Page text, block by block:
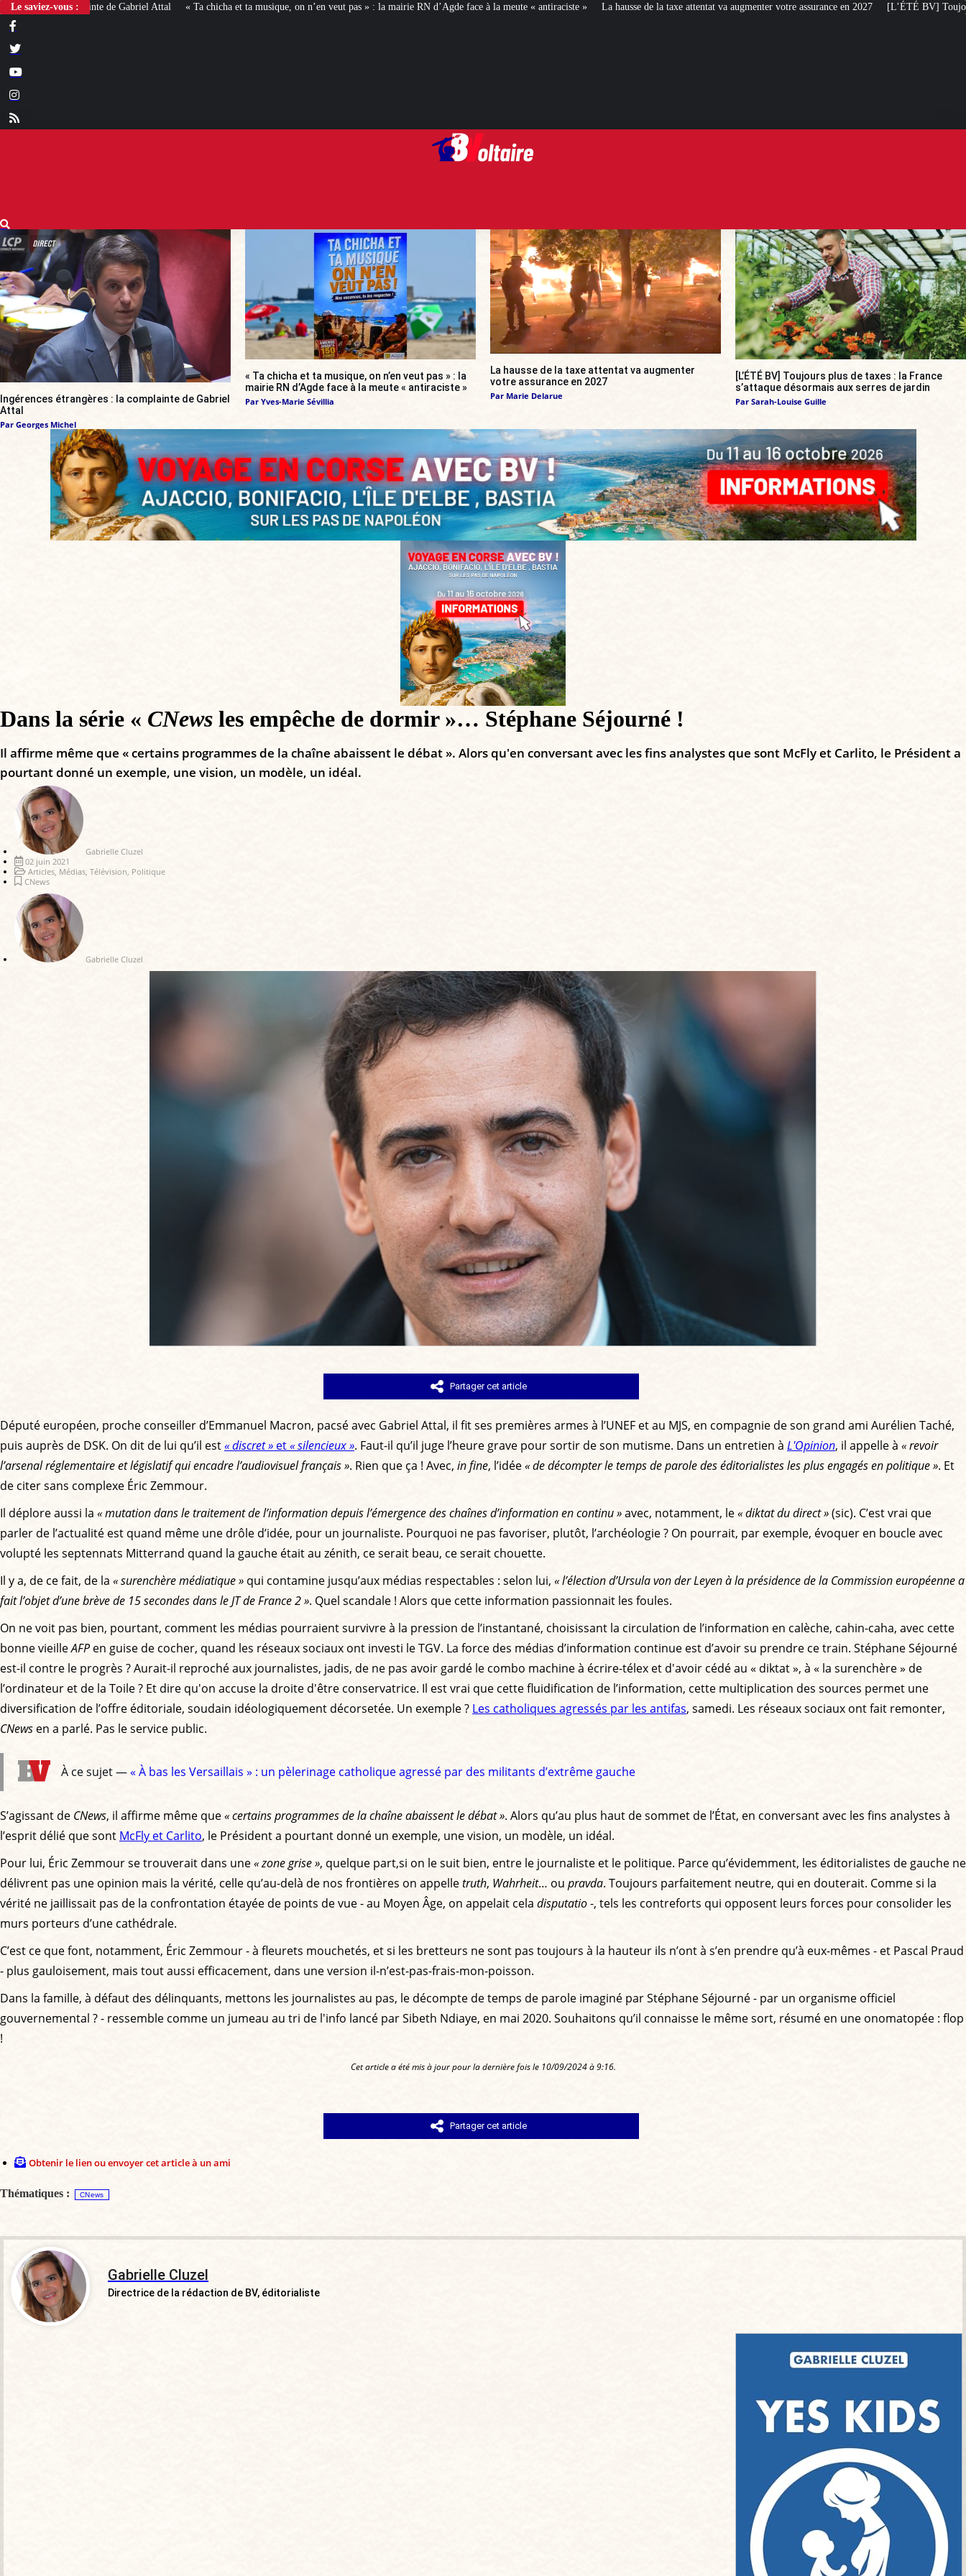
Le saviez-vous :« Ta chicha et ta musique, on n’en veut pas » : la mairie RN d’Agde face à la meute « antiraciste » La hausse de la taxe attentat va augmenter votre assurance en 2027 [L’ÉTÉ BV] Toujours plus de taxes : la France
Ingérences étrangères : la complainte de Gabriel
Attal
Par Georges Michel
« Ta chicha et ta musique, on n’en veut pas » : la
mairie RN d’Agde face à la meute « antiraciste »
Par Yves-Marie Sévillia
La hausse de la taxe attentat va augmenter
votre assurance en 2027
Par Marie Delarue
[L’ÉTÉ BV] Toujours plus de taxes : la France
s’attaque désormais aux serres de jardin
Par Sarah-Louise Guille
Dans la série « CNews les empêche de dormir »… Stéphane Séjourné !
Il affirme même que « certains programmes de la chaîne abaissent le débat ». Alors qu'en conversant avec les fins analystes que sont McFly et Carlito, le Président a
pourtant donné un exemple, une vision, un modèle, un idéal.
Gabrielle Cluzel
02 juin 2021
Articles Médias Télévision Politique
CNews
Gabrielle Cluzel
Partager cet article
Député européen, proche conseiller d’Emmanuel Macron, pacsé avec Gabriel Attal, il fit ses premières armes à l’UNEF et au MJS, en compagnie de son grand ami Aurélien Taché,
puis auprès de DSK. On dit de lui qu’il est« discret » et« silencieux ». Faut-il qu’il juge l’heure grave pour sortir de son mutisme. Dans un entretien à L'Opinion, il appelle à « revoir
l’arsenal réglementaire et législatif qui encadre l’audiovisuel français ». Rien que ça ! Avec, in fine, l’idée« de décompter le temps de parole des éditorialistes les plus engagés en politique ». Et
de citer sans complexe Éric Zemmour.
Il déplore aussi la « mutation dans le traitement de l’information depuis l’émergence des chaînes d’information en continu »avec, notamment, le« diktat du direct »(sic). C’est vrai que
parler de l’actualité est quand même une drôle d’idée, pour un journaliste. Pourquoi ne pas favoriser, plutôt, l’archéologie ? On pourrait, par exemple, évoquer en boucle avec
volupté les septennats Mitterrand quand la gauche était au zénith, ce serait beau, ce serait chouette.
Il y a, de ce fait, de la « surenchère médiatique » qui contamine jusqu’aux médias respectables : selon lui, « l’élection d’Ursula von der Leyen à la présidence de la Commission européenne a
fait l’objet d’une brève de 15 secondes dans le JT de France 2 ». Quel scandale ! Alors que cette information passionnait les foules.
On ne voit pas bien, pourtant, comment les médias pourraient survivre à la pression de l’instantané, choisissant la circulation de l’information en calèche, cahin-caha, avec cette
bonne vieilleAFP en guise de cocher, quand les réseaux sociaux ont investi le TGV. La force des médias d’information continue est d’avoir su prendre ce train. Stéphane Séjourné
est-il contre le progrès ? Aurait-il reproché aux journalistes, jadis, de ne pas avoir gardé le combo machine à écrire-télex et d'avoir cédé au « diktat », à « la surenchère » de
l’ordinateur et de la Toile ? Et dire qu'on accuse la droite d'être conservatrice. Il est vrai que cette fluidification de l’information, cette multiplication des sources permet une
diversification de l’offre éditoriale, soudain idéologiquement décorsetée. Un exemple ? Les catholiques agressés par les antifas, samedi. Les réseaux sociaux ont fait remonter,
CNews en a parlé. Pas le service public.
À ce sujet —« À bas les Versaillais » : un pèlerinage catholique agressé par des militants d’extrême gauche
S’agissant de CNews, il affirme même que« certains programmes de la chaîne abaissent le débat ». Alors qu’au plus haut de sommet de l’État, en conversant avec les fins analystes à
l’esprit délié que sont McFly et Carlito, le Président a pourtant donné un exemple, une vision, un modèle, un idéal.
Pour lui, Éric Zemmour se trouverait dans une« zone grise », quelque part,si on le suit bien, entre le journaliste et le politique. Parce qu’évidemment, les éditorialistes de gauche ne
délivrent pas une opinion mais la vérité, celle qu’au-delà de nos frontières on appelletruth, Wahrheit… ou pravda. Toujours parfaitement neutre, qui en douterait. Comme si la
vérité ne jaillissait pas de la confrontation étayée de points de vue - au Moyen Âge, on appelait cela disputatio-, tels les contreforts qui opposent leurs forces pour consolider les
murs porteurs d’une cathédrale.
C’est ce que font, notamment, Éric Zemmour - à fleurets mouchetés, et si les bretteurs ne sont pas toujours à la hauteur ils n’ont à s’en prendre qu’à eux-mêmes - et Pascal Praud
- plus gauloisement, mais tout aussi efficacement, dans une version il-n’est-pas-frais-mon-poisson.
Dans la famille, à défaut des délinquants, mettons les journalistes au pas, le décompte de temps de parole imaginé par Stéphane Séjourné - par un organisme officiel
gouvernemental ? - ressemble comme un jumeau au tri de l'info lancé par Sibeth Ndiaye, en mai 2020. Souhaitons qu’il connaisse le même sort, résumé en une onomatopée : flop
!
Cet article a été mis à jour pour la dernière fois le 10/09/2024 à 9:16.
Partager cet article
Obtenir le lien ou envoyer cet article à un ami
Thématiques : CNews
Gabrielle Cluzel
Directrice de la rédaction de BV, éditorialiste